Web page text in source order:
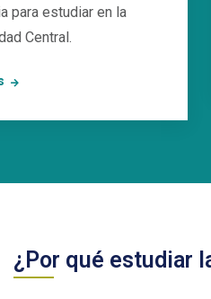
para estudiar en la
Central.
¿Por qué estudiar